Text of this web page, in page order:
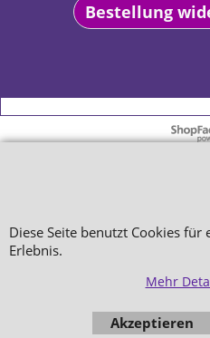
Bestellung
WebShop
Diese Seite benutzt Cookies für
Erlebnis.
Mehr
Akzeptieren